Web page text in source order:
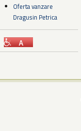
Oferta vanzare
Dragusin Petrica